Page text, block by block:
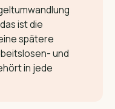
ist die
spätere
und
in jede